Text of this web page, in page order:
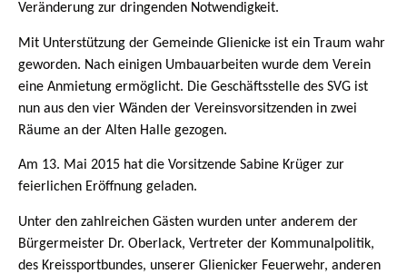
Veränderung zur dringenden Notwendigkeit.
Mit Unterstützung der Gemeinde Glienicke ist ein Traum wahr
geworden. Nach einigen Umbauarbeiten wurde dem Verein
eine Anmietung ermöglicht. Die Geschäftsstelle des SVG ist
nun aus den vier Wänden der Vereinsvorsitzenden in zwei
Räume an der Alten Halle gezogen.
Am 13. Mai 2015 hat die Vorsitzende Sabine Krüger zur
feierlichen Eröffnung geladen.
Unter den zahlreichen Gästen wurden unter anderem der
Bürgermeister Dr. Oberlack, Vertreter der Kommunalpolitik,
des Kreissportbundes, unserer Glienicker Feuerwehr, anderen